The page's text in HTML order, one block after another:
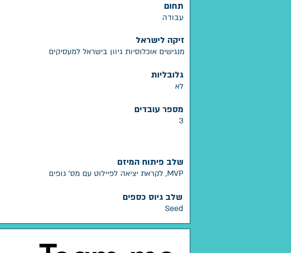
תחום
עבודה
זיקה לישראל
מנגישים אוכלוסיות גיוון בישראל למעסיקים
גלובליות
לא
מספר עובדים
3
שלב פיתוח המיזם
MVP, לקראת יציאה לפיילוט עם מס' גופים
שלב גיוס כספים
Seed